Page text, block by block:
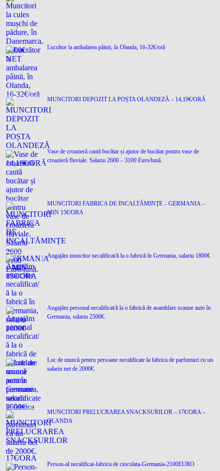
Lucrător la ambalarea pâinii, în Olanda, 16-32€/oră
MUNCITORI DEPOZIT LA POȘTA OLANDEZĂ – 14,19€/ORĂ
Vase de croazieră caută bucătar și ajutor de bucătar pentru vase de
croazieră fluviale. Salariu 2600 – 3100 Euro/lună.
MUNCITORI FABRICA DE INCALTĂMINȚE – GERMANIA –
MIN 15€/ORA
Angajăm muncitor necalificat/ă la o fabrică în Germania, salariu 1800€
Angajăm personal necalificat/ă la o fabrică de asamblare scaune auto în
Germania, salariu 2500€.
Loc de muncǎ pentru persoane necalificate la fabrica de parfumuri cu un
salariu net de 2000€.
MUNCITORI PRELUCRAREA SNACKSURILOR – 17€/ORA –
OLANDA
Person-al necalificat-fabrica de ciocolata-Germania-2100EURO